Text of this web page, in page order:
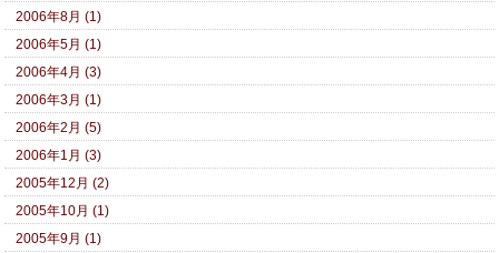
2006年8月 (1)
2006年5月 (1)
2006年4月 (3)
2006年3月 (1)
2006年2月 (5)
2006年1月 (3)
2005年12月 (2)
2005年10月 (1)
2005年9月 (1)